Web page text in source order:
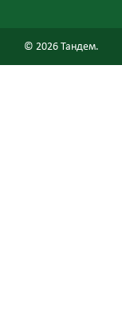
© 2026 Тандем.